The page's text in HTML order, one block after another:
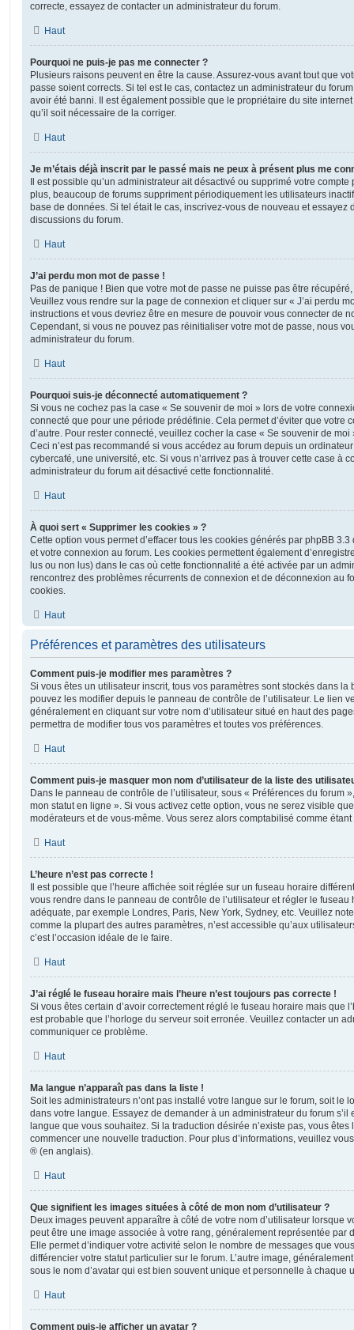
correcte, essayez de contacter un administrateur du forum.
Haut
Pourquoi ne puis-je pas me connecter ?
Plusieurs raisons peuvent en être la cause. Assurez-vous avant tout que
passe soient corrects. Si tel est le cas, contactez un administrateur du
avoir été banni. Il est également possible que le propriétaire du site
qu’il soit nécessaire de la corriger.
Haut
Je m’étais déjà inscrit par le passé mais ne peux à présent plus me
Il est possible qu’un administrateur ait désactivé ou supprimé votre
plus, beaucoup de forums suppriment périodiquement les utilisateurs
base de données. Si tel était le cas, inscrivez-vous de nouveau et essayez
discussions du forum.
Haut
J’ai perdu mon mot de passe !
Pas de panique ! Bien que votre mot de passe ne puisse pas être
Veuillez vous rendre sur la page de connexion et cliquer sur « J’ai perdu
instructions et vous devriez être en mesure de pouvoir vous connecter de
Cependant, si vous ne pouvez pas réinitialiser votre mot de passe, nous
administrateur du forum.
Haut
Pourquoi suis-je déconnecté automatiquement ?
Si vous ne cochez pas la case « Se souvenir de moi » lors de votre
connecté que pour une période prédéfinie. Cela permet d’éviter que votre
d’autre. Pour rester connecté, veuillez cocher la case « Se souvenir de
Ceci n’est pas recommandé si vous accédez au forum depuis un
cybercafé, une université, etc. Si vous n’arrivez pas à trouver cette case à
administrateur du forum ait désactivé cette fonctionnalité.
Haut
À quoi sert « Supprimer les cookies » ?
Cette option vous permet d’effacer tous les cookies générés par phpBB
et votre connexion au forum. Les cookies permettent également
lus ou non lus) dans le cas où cette fonctionnalité a été activée par un
rencontrez des problèmes récurrents de connexion et de déconnexion au
cookies.
Haut
Préférences et paramètres des utilisateurs
Comment puis-je modifier mes paramètres ?
Si vous êtes un utilisateur inscrit, tous vos paramètres sont stockés dans la
pouvez les modifier depuis le panneau de contrôle de l’utilisateur. Le lien
généralement en cliquant sur votre nom d’utilisateur situé en haut des
permettra de modifier tous vos paramètres et toutes vos préférences.
Haut
Comment puis-je masquer mon nom d’utilisateur de la liste des
Dans le panneau de contrôle de l’utilisateur, sous « Préférences du forum
mon statut en ligne ». Si vous activez cette option, vous ne serez visible
modérateurs et de vous-même. Vous serez alors comptabilisé comme
Haut
L’heure n’est pas correcte !
Il est possible que l’heure affichée soit réglée sur un fuseau horaire
vous rendre dans le panneau de contrôle de l’utilisateur et régler le
adéquate, par exemple Londres, Paris, New York, Sydney, etc. Veuillez
comme la plupart des autres paramètres, n’est accessible qu’aux
c’est l’occasion idéale de le faire.
Haut
J’ai réglé le fuseau horaire mais l’heure n’est toujours pas correcte !
Si vous êtes certain d’avoir correctement réglé le fuseau horaire mais que
est probable que l’horloge du serveur soit erronée. Veuillez contacter un
communiquer ce problème.
Haut
Ma langue n’apparaît pas dans la liste !
Soit les administrateurs n’ont pas installé votre langue sur le forum, soit le
dans votre langue. Essayez de demander à un administrateur du forum s’il
langue que vous souhaitez. Si la traduction désirée n’existe pas, vous
commencer une nouvelle traduction. Pour plus d’informations, veuillez
® (en anglais).
Haut
Que signifient les images situées à côté de mon nom d’utilisateur ?
Deux images peuvent apparaître à côté de votre nom d’utilisateur lorsque
peut être une image associée à votre rang, généralement représentée par
Elle permet d’indiquer votre activité selon le nombre de messages que
différencier votre statut particulier sur le forum. L’autre image,
sous le nom d’avatar qui est bien souvent unique et personnelle à chaque
Haut
Comment puis-je afficher un avatar ?